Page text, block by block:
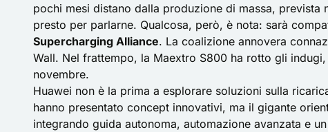
pochi mesi distano dalla produzione di massa,
presto per parlarne. Qualcosa, però, è nota: sarà
Supercharging Alliance. La coalizione annovera
Wall. Nel frattempo, la Maextro S800 ha rotto gli
novembre.
Huawei non è la prima a esplorare soluzioni sulla
hanno presentato concept innovativi, ma il gigante
integrando guida autonoma, automazione avanzata e